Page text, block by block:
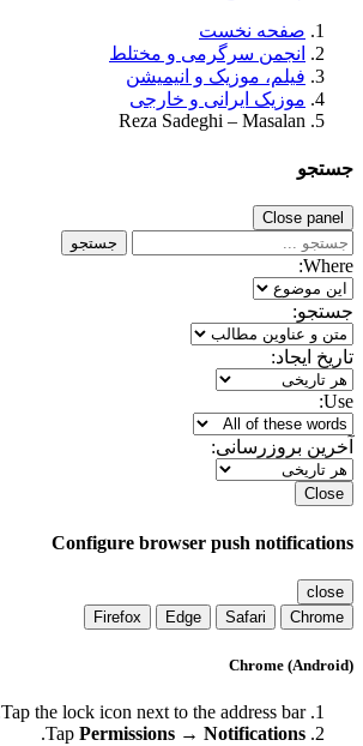
صفحه نخست
انجمن سرگرمی و مختلط
فیلم، موزیک و انیمیشن
موزیک ایرانی و خارجی
Reza Sadeghi – Masalan
جستجو
Close panel
جستجو
Where:
جستجو:
تاریخ ایجاد:
Use:
آخرین بروزرسانی:
Close
Configure browser push notifications
close
Chrome
Safari
Edge
Firefox
Chrome (Android)
Tap the lock icon next to the address bar.
Tap Permissions → Notifications
.